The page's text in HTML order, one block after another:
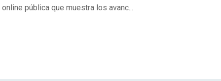
online pública que muestra los avanc...